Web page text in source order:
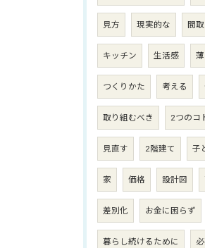
見方 現実的な 間
キッチン 生活感
つくりかた 考える
取り組むべき 2つのコ
見直す 2階建て 子
家 価格 設計図
差別化 お金に困らず
暮らし続けるために